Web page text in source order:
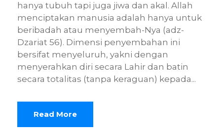
hanya tubuh tapi juga jiwa dan akal. Allah
menciptakan manusia adalah hanya untuk
beribadah atau menyembah-Nya (adz-
Dzariat 56). Dimensi penyembahan ini
bersifat menyeluruh, yakni dengan
menyerahkan diri secara Lahir dan batin
secara totalitas (tanpa keraguan) kepada...
Read More